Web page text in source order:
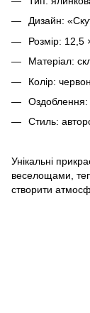
Дизайн:
Розмір: 12,5
Матеріал:
Колір:
Оздоблення:
Стиль:
Унікальні
веселощами,
створити